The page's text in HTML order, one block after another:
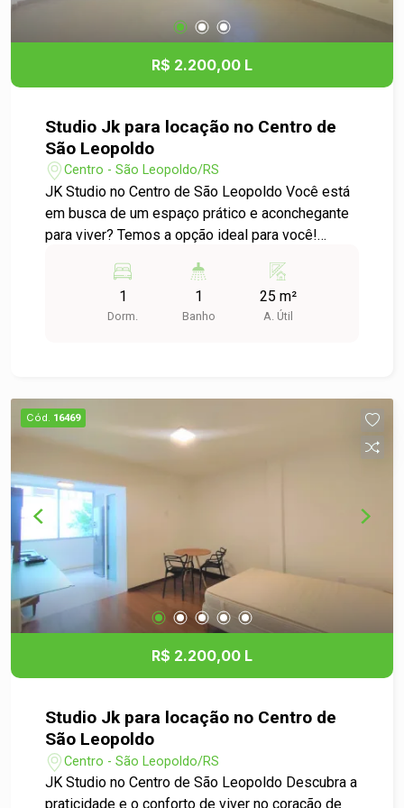
privilegiada. Entre em contato e agende uma
R$ 2.200,00 L
Studio Jk para locação no Centro de
São Leopoldo
Centro - São Leopoldo/RS
JK Studio no Centro de São Leopoldo Você está
em busca de um espaço prático e aconchegante
para viver? Temos a opção ideal para você!
Localização: Centro de São Leopoldo -
Dormitórios: 1 - Área Útil: 25,00m² Este
apartamento é perfeito para quem deseja viver
proporcionar conforto e funcionalidade, ideal para
estudantes, profissionais ou casais. Destaques: -
Espaço bem distribuído, aproveitando ao máximo
os 25m². - Ambiente mais acolhedor. - Próximo a
supermercados, farmácias, restaurantes e tudo o
que você precisa no dia a dia. Não perca a
oportunidade de morar em um dos bairros mais
vibrantes de São Leopoldo. Entre em contato
conosco para agendar uma visita e conhecer seu
novo lar! Aguardamos sua mensagem!
1
Dorm.
1
Banho
25 m²
A. Útil
Cód. 16469
R$ 2.200,00 L
Studio Jk para locação no Centro de
São Leopoldo
Centro - São Leopoldo/RS
JK Studio no Centro de São Leopoldo Descubra a
praticidade e o conforto de viver no coração de